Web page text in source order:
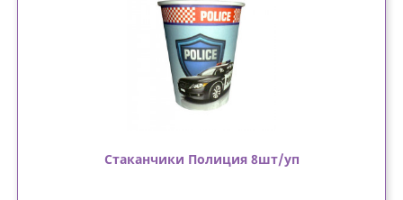
Стаканчики Полиция 8шт/уп